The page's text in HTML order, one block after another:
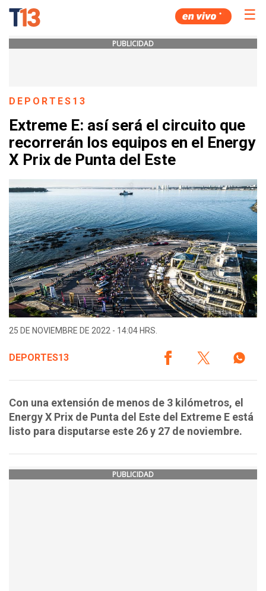
☰
PUBLICIDAD
DEPORTES13
Extreme E: así será el circuito que
recorrerán los equipos en el Energy
X Prix de Punta del Este
25 DE NOVIEMBRE DE 2022 - 14:04 HRS.
DEPORTES13
Con una extensión de menos de 3 kilómetros, el
Energy X Prix de Punta del Este del Extreme E está
listo para disputarse este 26 y 27 de noviembre.
PUBLICIDAD